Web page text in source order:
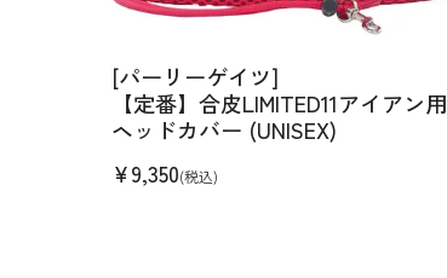
[パーリーゲイツ]
【定番】合皮LIMITED11アイアン用
ヘッドカバー (UNISEX)
¥9,350(税込)